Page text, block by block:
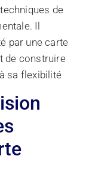
de
Il
par une carte
de construire
sa flexibilité